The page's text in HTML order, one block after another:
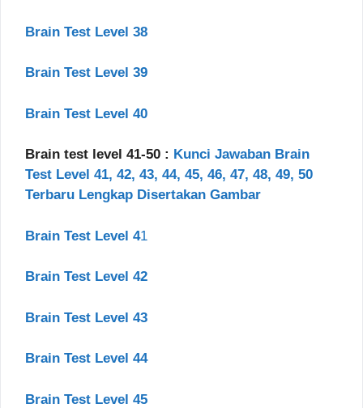
Brain Test Level 38
Brain Test Level 39
Brain Test Level 40
Brain test level 41-50 : Kunci Jawaban Brain
Test Level 41, 42, 43, 44, 45, 46, 47, 48, 49, 50
Terbaru Lengkap Disertakan Gambar
Brain Test Level 41
Brain Test Level 42
Brain Test Level 43
Brain Test Level 44
Brain Test Level 45